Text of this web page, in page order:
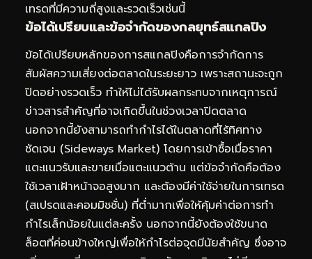
เทรดที่มีความถี่สูงและรวดเร็วเช่นนี้
ข้อได้เปรียบและข้อจำกัดของกลยุทธ์สแกลปิง
ข้อได้เปรียบหลักของการสแกลปิงคือการจำกัดการ
สัมผัสความเสี่ยงต่อตลาดในระยะยาว เพราะสถานะจะถูก
ปิดอย่างรวดเร็ว ทำให้ไม่ได้รับผลกระทบจากเหตุการณ์
ข่าวสารสำคัญที่อาจเกิดขึ้นในช่วงเวลาปิดตลาด
นอกจากนี้ยังสามารถทำกำไรได้ในตลาดที่ไร้ทิศทาง
ชัดเจน (Sideways Market) โดยการเข้าซื้อเมื่อราคา
แตะแนวรับและขายเมื่อแตะแนวต้าน แต่ข้อจำกัดคือต้อง
ใช้เวลาเฝ้าหน้าจอสูงมาก และต้องมีค่าใช้จ่ายในการเทรด
(สเปรดและคอมมิชชั่น) ที่ต่ำมากเพื่อให้คุ้มค่าต่อการทำ
กำไรเล็กน้อยในแต่ละครั้ง นอกจากนี้ยังต้องใช้ขนาด
ล็อตที่ค่อนข้างใหญ่เพื่อให้กำไรต่อจุดมีนัยสำคัญ ซึ่งอาจ